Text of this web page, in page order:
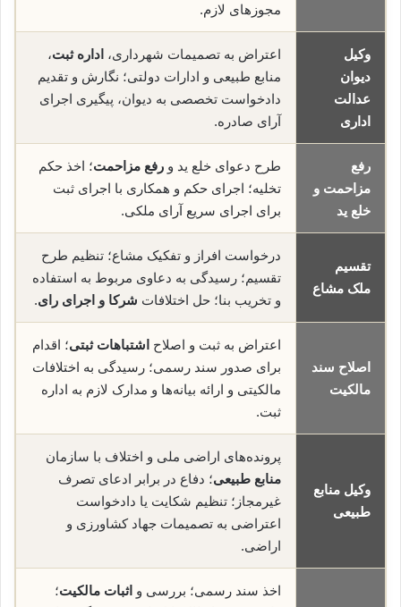
مجوزهای لازم.
وکیل
دیوان
عدالت
اداری
اعتراض به تصمیمات شهرداری، اداره ثبت،
منابع طبیعی و ادارات دولتی؛ نگارش و تقدیم
دادخواست تخصصی به دیوان، پیگیری اجرای
آرای صادره.
رفع
مزاحمت و
خلع ید
طرح دعوای خلع ید و رفع مزاحمت؛ اخذ حکم
تخلیه؛ اجرای حکم و همکاری با اجرای ثبت
برای اجرای سریع آرای ملکی.
تقسیم
ملک مشاع
درخواست افراز و تفکیک مشاع؛ تنظیم طرح
تقسیم؛ رسیدگی به دعاوی مربوط به استفاده
و تخریب بنا؛ حل اختلافات شرکا و اجرای رای.
اصلاح سند
مالکیت
اعتراض به ثبت و اصلاح اشتباهات ثبتی؛ اقدام
برای صدور سند رسمی؛ رسیدگی به اختلافات
مالکیتی و ارائه بیانه‌ها و مدارک لازم به اداره
ثبت.
وکیل منابع
طبیعی
پرونده‌های اراضی ملی و اختلاف با سازمان
منابع طبیعی؛ دفاع در برابر ادعای تصرف
غیرمجاز؛ تنظیم شکایت یا دادخواست
اعتراضی به تصمیمات جهاد کشاورزی و
اراضی.
اخذ سند رسمی؛ بررسی و اثبات مالکیت؛